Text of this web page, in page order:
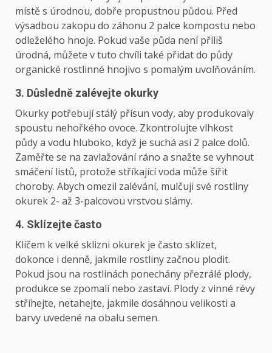
místě s úrodnou, dobře propustnou půdou. Před
výsadbou zakopu do záhonu 2 palce kompostu nebo
odleželého hnoje. Pokud vaše půda není příliš
úrodná, můžete v tuto chvíli také přidat do půdy
organické rostlinné hnojivo s pomalým uvolňováním.
3. Důsledně zalévejte okurky
Okurky potřebují stálý přísun vody, aby produkovaly
spoustu nehořkého ovoce. Zkontrolujte vlhkost
půdy a vodu hluboko, když je suchá asi 2 palce dolů.
Zaměřte se na zavlažování ráno a snažte se vyhnout
smáčení listů, protože stříkající voda může šířit
choroby. Abych omezil zalévání, mulčuji své rostliny
okurek 2- až 3-palcovou vrstvou slámy.
4. Sklízejte často
Klíčem k velké sklizni okurek je často sklízet,
dokonce i denně, jakmile rostliny začnou plodit.
Pokud jsou na rostlinách ponechány přezrálé plody,
produkce se zpomalí nebo zastaví. Plody z vinné révy
stříhejte, netahejte, jakmile dosáhnou velikosti a
barvy uvedené na obalu semen.